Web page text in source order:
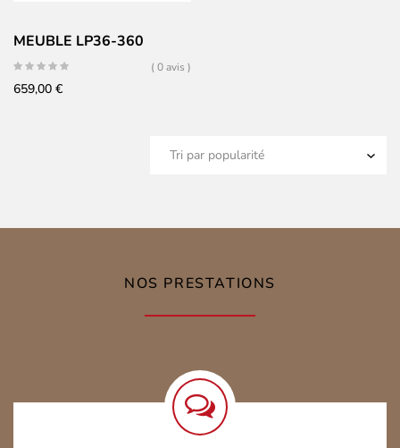
MEUBLE LP36-360
( 0 avis )
659,00 €
NOS PRESTATIONS